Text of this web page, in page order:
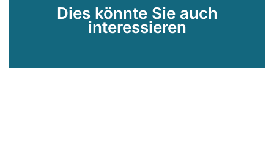
Dies könnte Sie auch
interessieren